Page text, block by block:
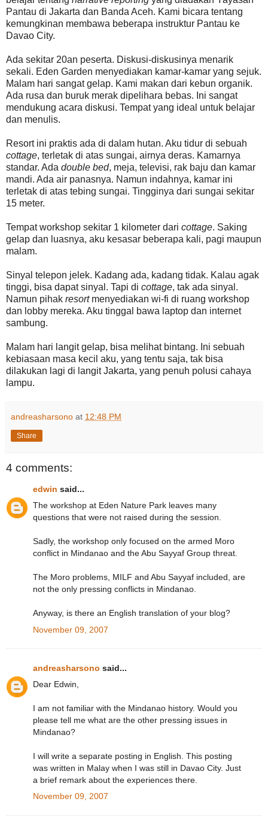
Pantau di Jakarta dan Banda Aceh. Kami bicara tentang
kemungkinan membawa beberapa instruktur Pantau ke
Davao City.
Ada sekitar 20an peserta. Diskusi-diskusinya menarik
sekali. Eden Garden menyediakan kamar-kamar yang sejuk.
Malam hari sangat gelap. Kami makan dari kebun organik.
Ada rusa dan buruk merak dipelihara bebas. Ini sangat
mendukung acara diskusi. Tempat yang ideal untuk belajar
dan menulis.
Resort ini praktis ada di dalam hutan. Aku tidur di sebuah
cottage, terletak di atas sungai, airnya deras. Kamarnya
standar. Ada double bed, meja, televisi, rak baju dan kamar
mandi. Ada air panasnya. Namun indahnya, kamar ini
terletak di atas tebing sungai. Tingginya dari sungai sekitar
15 meter.
Tempat workshop sekitar 1 kilometer dari cottage. Saking
gelap dan luasnya, aku kesasar beberapa kali, pagi maupun
malam.
Sinyal telepon jelek. Kadang ada, kadang tidak. Kalau agak
tinggi, bisa dapat sinyal. Tapi di cottage, tak ada sinyal.
Namun pihak resortmenyediakan wi-fi di ruang workshop
dan lobby mereka. Aku tinggal bawa laptop dan internet
sambung.
Malam hari langit gelap, bisa melihat bintang. Ini sebuah
kebiasaan masa kecil aku, yang tentu saja, tak bisa
dilakukan lagi di langit Jakarta, yang penuh polusi cahaya
lampu.
andreasharsono at 12:48 PM
Share
4 comments:
edwin said...
The workshop at Eden Nature Park leaves many
questions that were not raised during the session.
Sadly, the workshop only focused on the armed Moro
conflict in Mindanao and the Abu Sayyaf Group threat.
The Moro problems, MILF and Abu Sayyaf included, are
not the only pressing conflicts in Mindanao.
Anyway, is there an English translation of your blog?
November 09, 2007
andreasharsono said...
Dear Edwin,
I am not familiar with the Mindanao history. Would you
please tell me what are the other pressing issues in
Mindanao?
I will write a separate posting in English. This posting
was written in Malay when I was still in Davao City. Just
a brief remark about the experiences there.
November 09, 2007